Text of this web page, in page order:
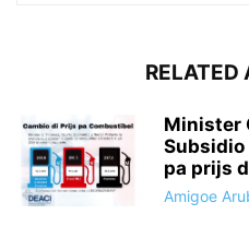
RELATED
Minister
Subsidio
pa prijs
Amigoe